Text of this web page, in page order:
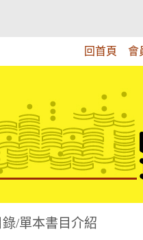
回首頁 會
/單本書目介紹